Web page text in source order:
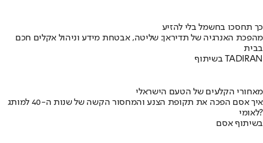
כך תחסכו בחשמל בלי להזיע
מהפכת האנרגיה של תדיראן: שליטה, אבטחת מידע וניהול אקלים חכם
בבית
בשיתוף TADIRAN
מאחורי הקלעים של הטעם הישראלי
איך אסם הפכה את תקופת הצנע והמחסור הקשה של שנות ה-40 למותג
לאומי?
בשיתוף אסם